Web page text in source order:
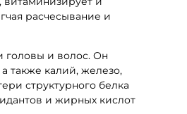
расчесывание и
головы и волос. Он
также калий, железо,
структурного белка
и жирных кислот